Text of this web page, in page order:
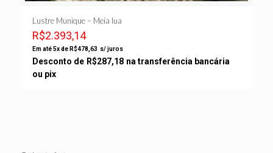
Lustre Munique – Meia lua
R$2.393,14
Em até 5x de R$478,63 s/ juros
Desconto de R$287,18 na transferência bancária
ou pix